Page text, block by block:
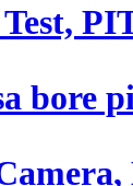
bore